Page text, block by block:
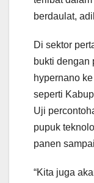
berdaulat,
Di sektor
bukti dengan
hypernano
seperti
Uji
pupuk
panen
“Kita juga